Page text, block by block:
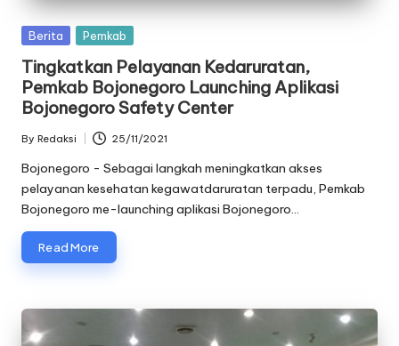
oj
o
n
e
g
o
r
o
Posted
Berita Pemkab
Tingkatkan Pelayanan Kedaruratan,
Pemkab Bojonegoro Launching Aplikasi
Bojonegoro Safety Center
Posted
by
By Redaksi 25/11/2021
Bojonegoro - Sebagai langkah meningkatkan akses
pelayanan kesehatan kegawatdaruratan terpadu, Pemkab
Bojonegoro me-launching aplikasi Bojonegoro…
Read More